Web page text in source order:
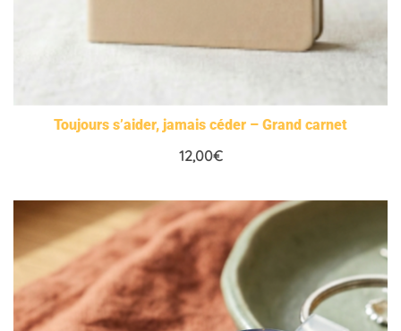
Toujours s’aider, jamais céder – Grand carnet
12,00€